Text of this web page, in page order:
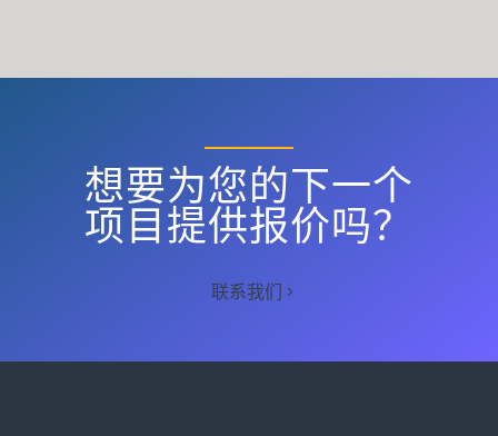
想要为您的下一个
项目提供报价吗？
联系我们